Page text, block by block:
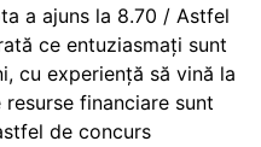
a ajuns la 8.70 / Astfel
ce entuziasmați sunt
cu experiență să vină la
financiare sunt
de concurs